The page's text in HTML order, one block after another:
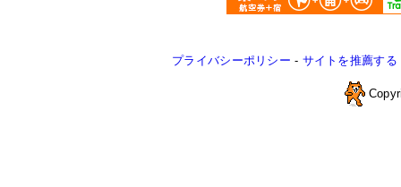
プライバシーポリシー - サイトを推薦する